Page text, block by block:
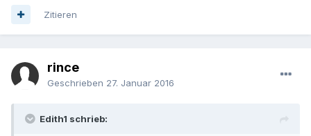
Zitieren
rince
Geschrieben 27. Januar 2016
Edith1 schrieb: